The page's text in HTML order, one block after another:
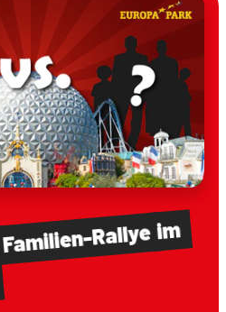
Familien-Rallyeim